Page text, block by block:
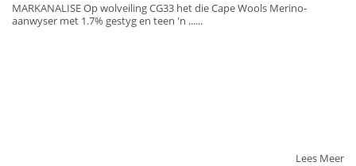
MARKANALISE Op wolveiling CG33 het die Cape Wools Merino-
aanwyser met 1.7% gestyg en teen 'n ......
Lees Meer